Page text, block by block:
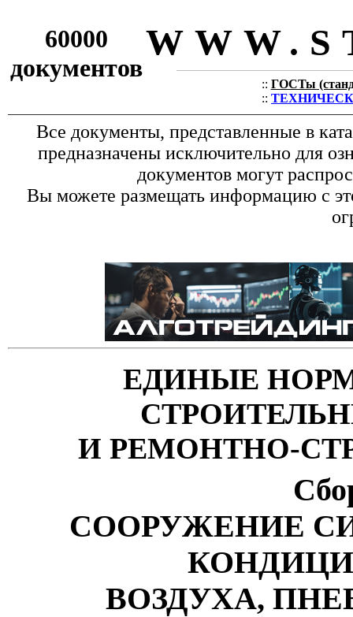
60000
документов
:: ГОСТы
::
Все документы, представленные в
предназначены исключительно для
документов могут
Вы можете размещать информацию с
ЕДИНЫЕ
И РЕМОНТНО-
СООРУЖЕНИЕ
ВОЗДУХА,